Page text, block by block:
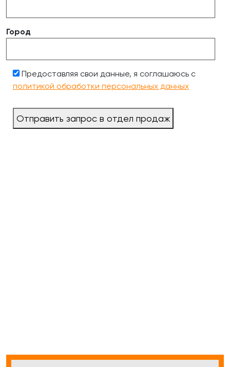
Город
Предоставляя свои данные, я соглашаюсь с
политикой обработки персональных данных
Отправить запрос в отдел продаж